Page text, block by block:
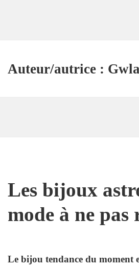
Auteur/autrice :
Les bijoux
mode à ne pas
Le bijou tendance du moment